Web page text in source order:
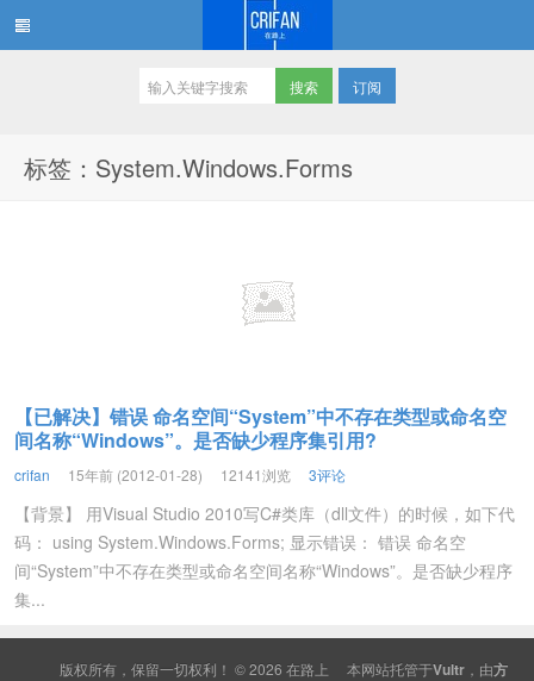
订阅
标签：System.Windows.Forms
【已解决】错误 命名空间“System”中不存在类型或命名空
间名称“Windows”。是否缺少程序集引用?
crifan 15年前 (2012-01-28) 12141浏览 3评论
【背景】 用Visual Studio 2010写C#类库（dll文件）的时候，如下代
码： using System.Windows.Forms; 显示错误： 错误 命名空
间“System”中不存在类型或命名空间名称“Windows”。是否缺少程序
集...
版权所有，保留一切权利！ © 2026 在路上 本网站托管于Vultr ，由方